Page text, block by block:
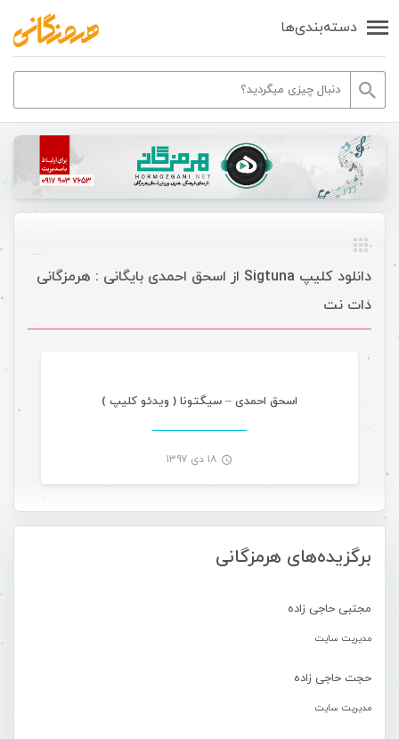
دسته‌بندی‌ها
برگزیده‌های هرمزگانی
مجتبی حاجی زاده
مدیریت سایت
حجت حاجی زاده
مدیریت سایت
دانلود کلیپ Sigtuna از اسحق احمدی بایگانی : هرمزگانی
دات نت
اسحق احمدی – سیگتونا ( ویدئو کلیپ )
۱۸ دی ۱۳۹۷